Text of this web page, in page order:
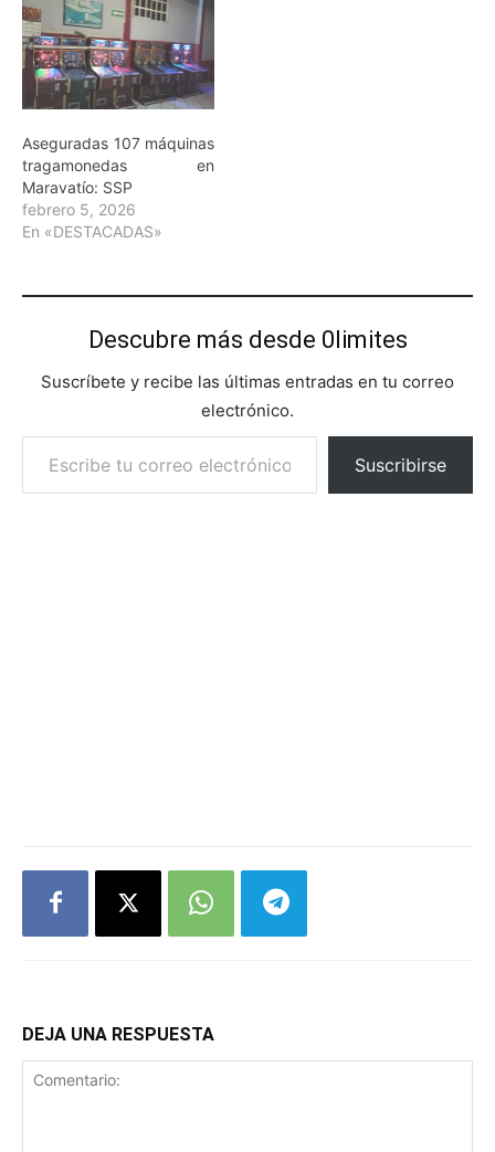
Aseguradas 107 máquinas
tragamonedas en
Maravatío: SSP
febrero 5, 2026
En «DESTACADAS»
Descubre más desde 0limites
Suscríbete y recibe las últimas entradas en tu correo
electrónico.
Escribe tu correo electrónico…
Suscribirse
DEJA UNA RESPUESTA